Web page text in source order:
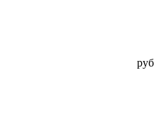
руб